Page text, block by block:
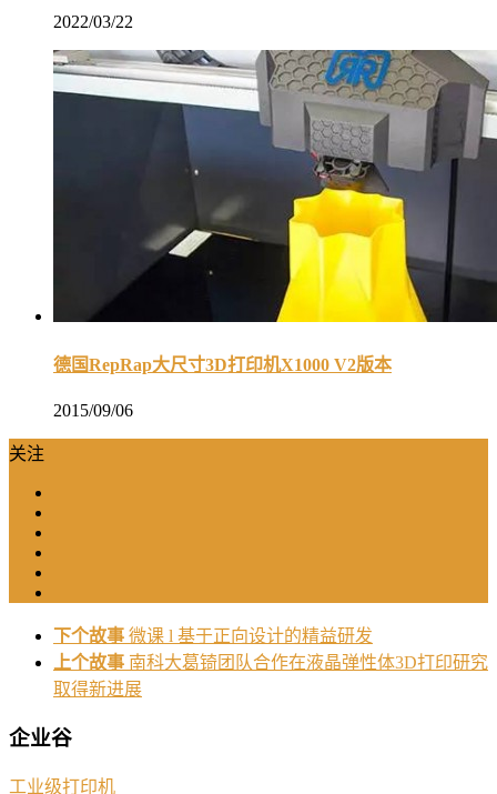
2022/03/22
德国RepRap大尺寸3D打印机X1000 V2版本
2015/09/06
关注
下个故事 微课 l 基于正向设计的精益研发
上个故事 南科大葛锜团队合作在液晶弹性体3D打印研究
取得新进展
企业谷
工业级打印机